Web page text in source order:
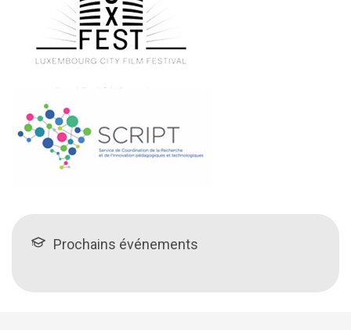
Prochains événements